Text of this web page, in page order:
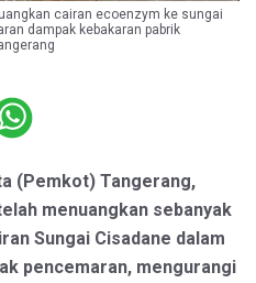
cairan ecoenzym ke sungai
dampak kebakaran pabrik
(Pemkot) Tangerang,
menuangkan sebanyak
Sungai Cisadane dalam
pencemaran, mengurangi